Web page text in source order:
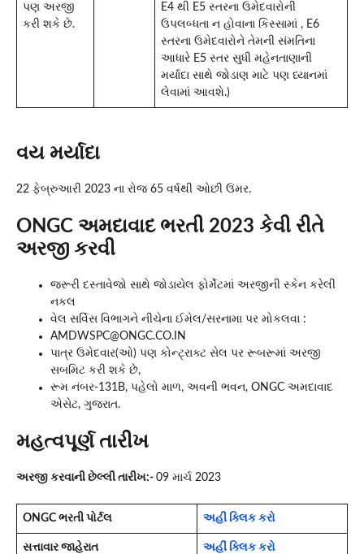
પણ અરજી
કરી શકે છે.
E4 થી E5 સ્તરના ઉમેદવારોની
ઉપલબ્ધતા ન હોવાના કિસ્સામાં , E6
સ્તરના ઉમેદવારોને તેમની સંમતિના
આધારે E5 સ્તર સુધી મહેનતાણાની
મર્યાદા સાથે જોડાણ માટે પણ ધ્યાનમાં
લેવામાં આવશે.)
વય મર્યાદા
22 ફેબ્રુઆરી 2023 ના રોજ 65 વર્ષથી ઓછી ઉંમર.
ONGC અમદાવાદ ભરતી 2023 કેવી રીતે
અરજી કરવી
જરૂરી દસ્તાવેજો સાથે જોડાયેલ ફોર્મેટમાં અરજીની સ્કેન કરેલી
નકલ
વેલ સર્વિસ વિભાગને નીચેના ઈમેલ/સરનામા પર મોકલવા :
AMDWSPC@ONGC.CO.IN
પાત્ર ઉમેદવાર(ઓ) પણ કોન્ટ્રાક્ટ સેલ પર રૂબરૂમાં અરજી
સબમિટ કરી શકે છે,
રૂમ નંબર-131B, પહેલો માળ, અવની ભવન, ONGC અમદાવાદ
એસેટ, ગુજરાત.
મહત્વપૂર્ણ તારીખ
અરજી કરવાની છેલ્લી તારીખ:- 09 માર્ચ 2023
ONGC ભરતી પોર્ટલ અહીં ક્લિક કરો
સત્તાવાર જાહેરાત અહીં ક્લિક કરો